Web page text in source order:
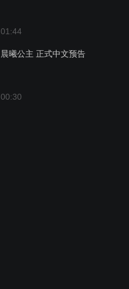
01:44
晨曦公主 正式中文预告
00:30